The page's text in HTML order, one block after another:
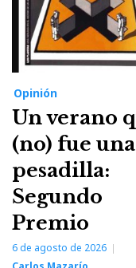
Opinión
Un verano
(no) fue una
pesadilla:
Segundo
Premio
6 de agosto de 2026